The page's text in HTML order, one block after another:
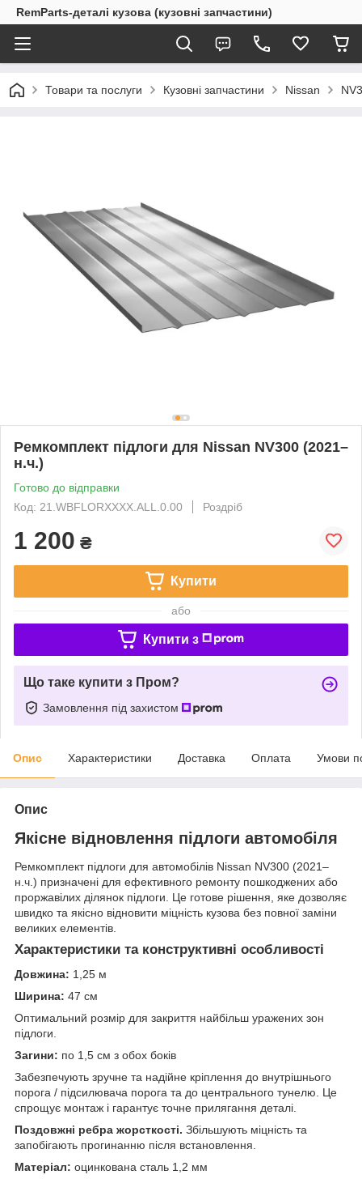
RemParts-деталі кузова (кузовні запчастини)
Товари та послуги Кузовні запчастини Nissan
Ремкомплект підлоги для Nissan NV300 (2021–
н.ч.)
Готово до відправки
Код: 21.WBFLORXXXX.ALL.0.00
Роздріб
1 200 ₴
Купити
або
Купити з
Що таке купити з Пром?
Замовлення під захистом
Опис Характеристики Доставка Оплата Умови
Опис
Якісне відновлення підлоги автомобіля
Ремкомплект підлоги для автомобілів Nissan NV300 (2021–
н.ч.) призначені для ефективного ремонту пошкоджених або
проржавілих ділянок підлоги. Це готове рішення, яке дозволяє
швидко та якісно відновити міцність кузова без повної заміни
великих елементів.
Характеристики та конструктивні особливості
Довжина: 1,25 м
Ширина: 47 см
Оптимальний розмір для закриття найбільш уражених зон
підлоги.
Загини: по 1,5 см з обох боків
Забезпечують зручне та надійне кріплення до внутрішнього
порога / підсилювача порога та до центрального тунелю. Це
спрощує монтаж і гарантує точне прилягання деталі.
Поздовжні ребра жорсткості. Збільшують міцність та
запобігають прогинанню після встановлення.
Матеріал: оцинкована сталь 1,2 мм